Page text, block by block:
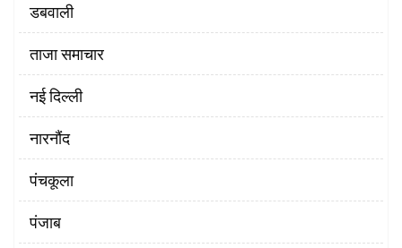
डबवाली
ताजा समाचार
नई दिल्ली
नारनौंद
पंचकूला
पंजाब